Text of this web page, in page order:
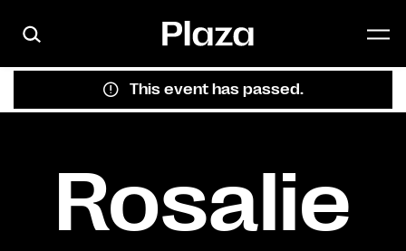
This event has passed.
Rosalie